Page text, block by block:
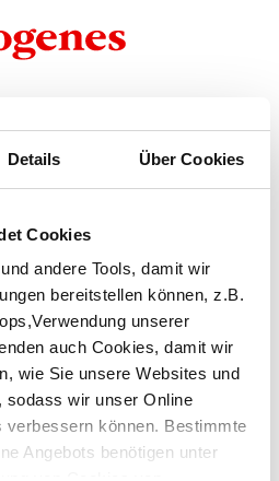
Details Über Cookies
Cookies
andere Tools, damit wir
bereitstellen können, z.B.
unserer
auch Cookies, damit wir
wie Sie unsere Websites und
sodass wir unser Online
verbessern können. Bestimmte
Angebots benötigen unter
Featured
mit Bruno
Walker
gewann Anfang Juni
Gourmand World Cookbook
werden. In Zürich setzten wir
einmal mehr in die
Wir bitten zu Tisch!